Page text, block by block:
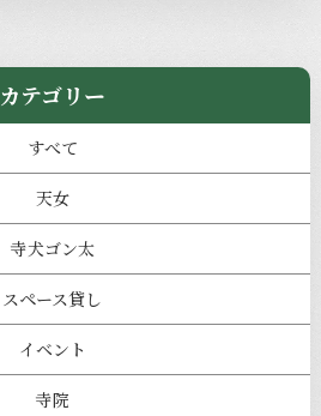
カテゴリー
すべて
天女
寺犬ゴン太
スペース貸し
イベント
寺院